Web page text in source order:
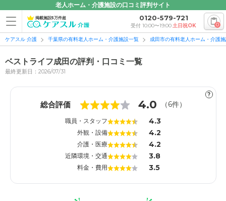
老人ホーム・介護施設の口コミ評判サイト
掲載施設5万件超 0120-579-721
受付 10:00〜19:00土日祝OK 0
ケアスル 介護 千葉県の有料老人ホーム・介護施設一覧 成田市の有料老人ホーム・介護
ベストライフ成田の評判・口コミ一覧
最終更新日：2026/07/31
?
総合評価 4.0 （6件）
職員・スタッフ 4.3
外観・設備 4.2
介護・医療 4.2
近隣環境・交通 3.8
料金・費用 3.5